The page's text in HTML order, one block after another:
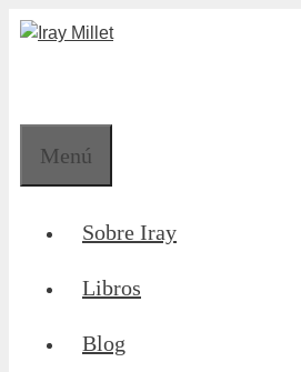
Saltar
Menú
Sobre Iray
Libros
Blog